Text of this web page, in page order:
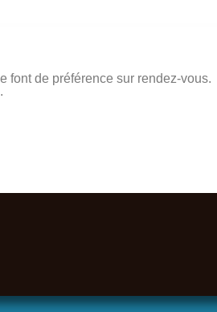
font de préférence sur rendez-vous.